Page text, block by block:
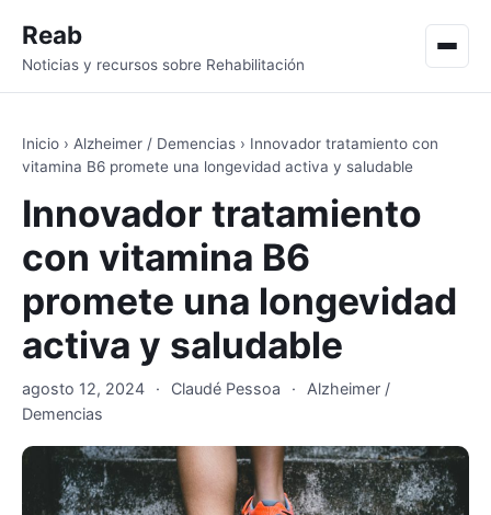
Reab
Noticias y recursos sobre Rehabilitación
Inicio › Alzheimer / Demencias › Innovador tratamiento con
vitamina B6 promete una longevidad activa y saludable
Innovador tratamiento
con vitamina B6
promete una longevidad
activa y saludable
agosto 12, 2024 · Claudé Pessoa ·
Alzheimer /
Demencias